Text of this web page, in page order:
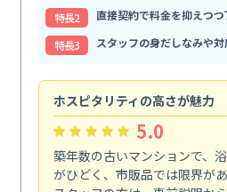
特⻑2
直接契約で料金を抑えつ
特⻑3
スタッフの身だしなみや
ホスピタリティの高さが魅力
5.0
築年数の古いマンションで、
がひどく、市販品では限界が